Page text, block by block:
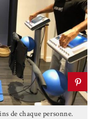
de chaque personne.